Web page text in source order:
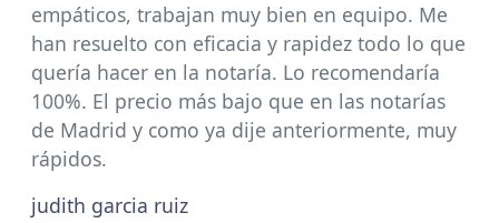
empáticos, trabajan muy bien en equipo. Me
han resuelto con eficacia y rapidez todo lo que
quería hacer en la notaría. Lo recomendaría
100%. El precio más bajo que en las notarías
de Madrid y como ya dije anteriormente, muy
rápidos.
judith garcia ruiz